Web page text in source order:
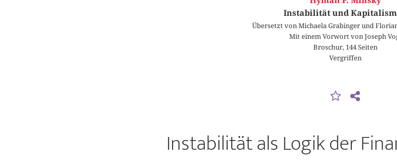
Instabilität und
Übersetzt von Michaela Grabinger und
Mit einem Vorwort von Joseph
Broschur, 144 Seiten
Vergriffen
Instabilität als Logik der